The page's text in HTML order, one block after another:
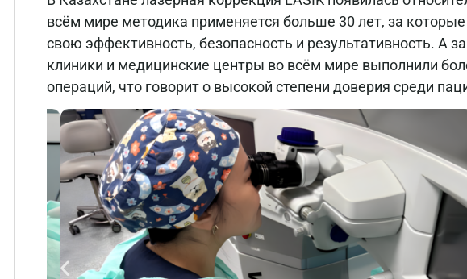
всём мире методика применяется больше 30 лет, за которые
свою эффективность, безопасность и результативность. А
клиники и медицинские центры во всём мире выполнили
операций, что говорит о высокой степени доверия среди